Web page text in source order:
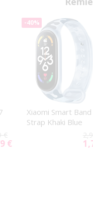
€
€
-40%
Xiaomi Smart Band
Strap Khaki Blue